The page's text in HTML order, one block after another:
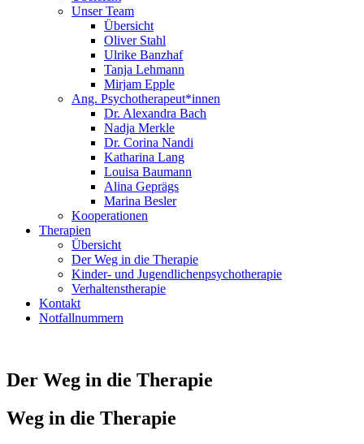
Unser Team
Übersicht
Oliver Stahl
Ulrike Banzhaf
Tanja Lehmann
Mirjam Epple
Ang. Psychotherapeut*innen
Dr. Alexandra Bach
Nadja Merkle
Dr. Corina Nandi
Katharina Lang
Louisa Baumann
Alina Geprägs
Marina Besler
Kooperationen
Therapien
Übersicht
Der Weg in die Therapie
Kinder- und Jugendlichenpsychotherapie
Verhaltenstherapie
Kontakt
Notfallnummern
Der Weg in die Therapie
Weg in die Therapie